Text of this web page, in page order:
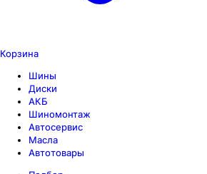
Корзина
Шины
Диски
АКБ
Шиномонтаж
Автосервис
Масла
Автотовары